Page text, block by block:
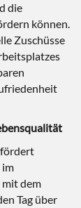
die
können.
Zuschüsse
fördert
im
dem
Tag über